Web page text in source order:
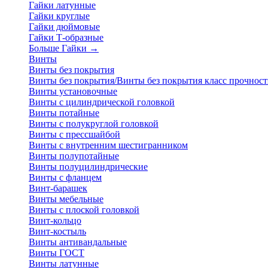
Гайки латунные
Гайки круглые
Гайки дюймовые
Гайки Т-образные
Больше Гайки →
Винты
Винты без покрытия
Винты без покрытия/Винты без покрытия класс
Винты установочные
Винты с цилиндрической головкой
Винты потайные
Винты с полукруглой головкой
Винты с прессшайбой
Винты с внутренним шестигранником
Винты полупотайные
Винты полуцилиндрические
Винты с фланцем
Винт-барашек
Винты мебельные
Винты с плоской головкой
Винт-кольцо
Винт-костыль
Винты антивандальные
Винты ГОСТ
Винты латунные